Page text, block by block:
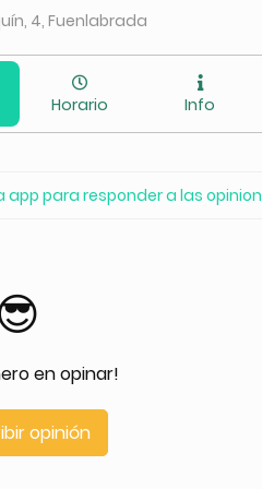
4, Fuenlabrada
Horario Info
app para responder a las
en opinar!
opinión